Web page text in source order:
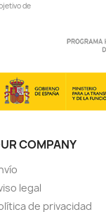
de
COMPANY
legal
de privacidad